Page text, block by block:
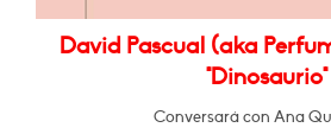
David Pascual (aka
"Dinosaurio"
Conversará con Ana